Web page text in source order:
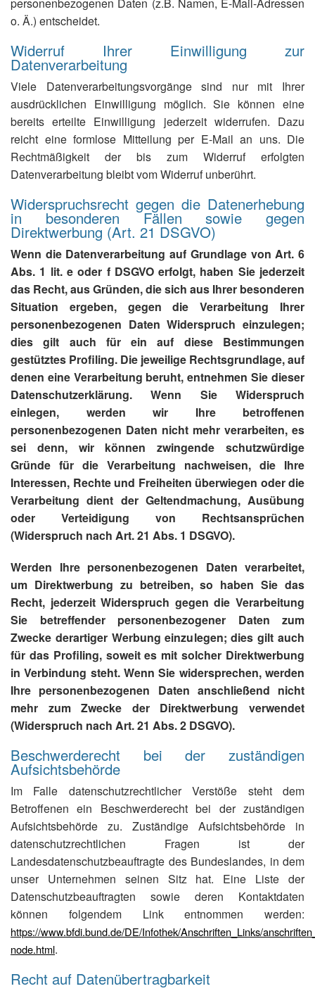
o. Ä.) entscheidet.
Widerruf Ihrer Einwilligung zur
Datenverarbeitung
Viele Datenverarbeitungsvorgänge sind nur mit Ihrer
ausdrücklichen Einwilligung möglich. Sie können eine
bereits erteilte Einwilligung jederzeit widerrufen. Dazu
reicht eine formlose Mitteilung per E-Mail an uns. Die
Rechtmäßigkeit der bis zum Widerruf erfolgten
Datenverarbeitung bleibt vom Widerruf unberührt.
Widerspruchsrecht gegen die Datenerhebung
in besonderen Fällen sowie gegen
Direktwerbung (Art. 21 DSGVO)
Wenn die Datenverarbeitung auf Grundlage von Art. 6
Abs. 1 lit. e oder f DSGVO erfolgt, haben Sie jederzeit
das Recht, aus Gründen, die sich aus Ihrer besonderen
Situation ergeben, gegen die Verarbeitung Ihrer
personenbezogenen Daten Widerspruch einzulegen;
dies gilt auch für ein auf diese Bestimmungen
gestütztes Profiling. Die jeweilige Rechtsgrundlage, auf
denen eine Verarbeitung beruht, entnehmen Sie dieser
Datenschutzerklärung. Wenn Sie Widerspruch
einlegen, werden wir Ihre betroffenen
personenbezogenen Daten nicht mehr verarbeiten, es
sei denn, wir können zwingende schutzwürdige
Gründe für die Verarbeitung nachweisen, die Ihre
Interessen, Rechte und Freiheiten überwiegen oder die
Verarbeitung dient der Geltendmachung, Ausübung
oder Verteidigung von Rechtsansprüchen
(Widerspruch nach Art. 21 Abs. 1 DSGVO).
Werden Ihre personenbezogenen Daten verarbeitet,
um Direktwerbung zu betreiben, so haben Sie das
Recht, jederzeit Widerspruch gegen die Verarbeitung
Sie betreffender personenbezogener Daten zum
Zwecke derartiger Werbung einzulegen; dies gilt auch
für das Profiling, soweit es mit solcher Direktwerbung
in Verbindung steht. Wenn Sie widersprechen, werden
Ihre personenbezogenen Daten anschließend nicht
mehr zum Zwecke der Direktwerbung verwendet
(Widerspruch nach Art. 21 Abs. 2 DSGVO).
Beschwerderecht bei der zuständigen
Aufsichtsbehörde
Im Falle datenschutzrechtlicher Verstöße steht dem
Betroffenen ein Beschwerderecht bei der zuständigen
Aufsichtsbehörde zu. Zuständige Aufsichtsbehörde in
datenschutzrechtlichen Fragen ist der
Landesdatenschutzbeauftragte des Bundeslandes, in dem
unser Unternehmen seinen Sitz hat. Eine Liste der
Datenschutzbeauftragten sowie deren Kontaktdaten
können folgendem Link entnommen werden:
https://www.bfdi.bund.de/DE/Infothek/Anschriften_Links/
node.html.
Recht auf Datenübertragbarkeit